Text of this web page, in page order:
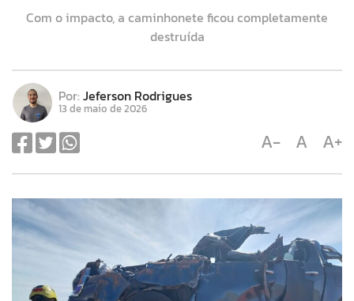
Com o impacto, a caminhonete ficou completamente
destruída
Por: Jeferson Rodrigues
13 de maio de 2026
A- A A+